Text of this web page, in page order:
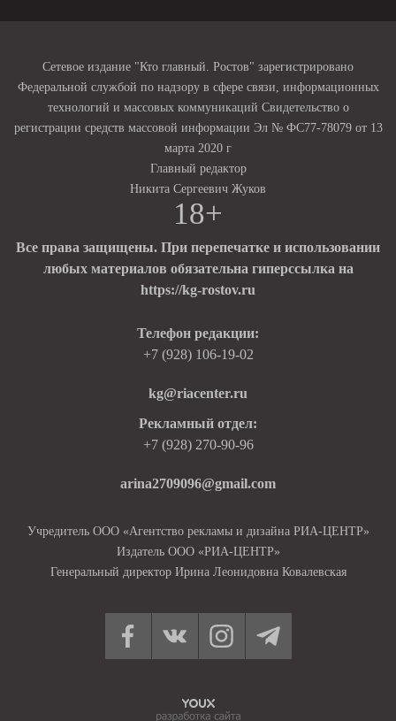
Сетевое издание "Кто главный. Ростов" зарегистрировано
Федеральной службой по надзору в сфере связи, информационных
технологий и массовых коммуникаций Свидетельство о
регистрации средств массовой информации Эл № ФС77-78079 от 13
марта 2020 г
Главный редактор
Никита Сергеевич Жуков
18+
Все права защищены. При перепечатке и использовании
любых материалов обязательна гиперссылка на
https://kg-rostov.ru
Телефон редакции:
+7 (928) 106-19-02
kg@riacenter.ru
Рекламный отдел:
+7 (928) 270-90-96
arina2709096@gmail.com
Учредитель ООО «Агентство рекламы и дизайна РИА-ЦЕНТР»
Издатель ООО «РИА-ЦЕНТР»
Генеральный директор Ирина Леонидовна Ковалевская